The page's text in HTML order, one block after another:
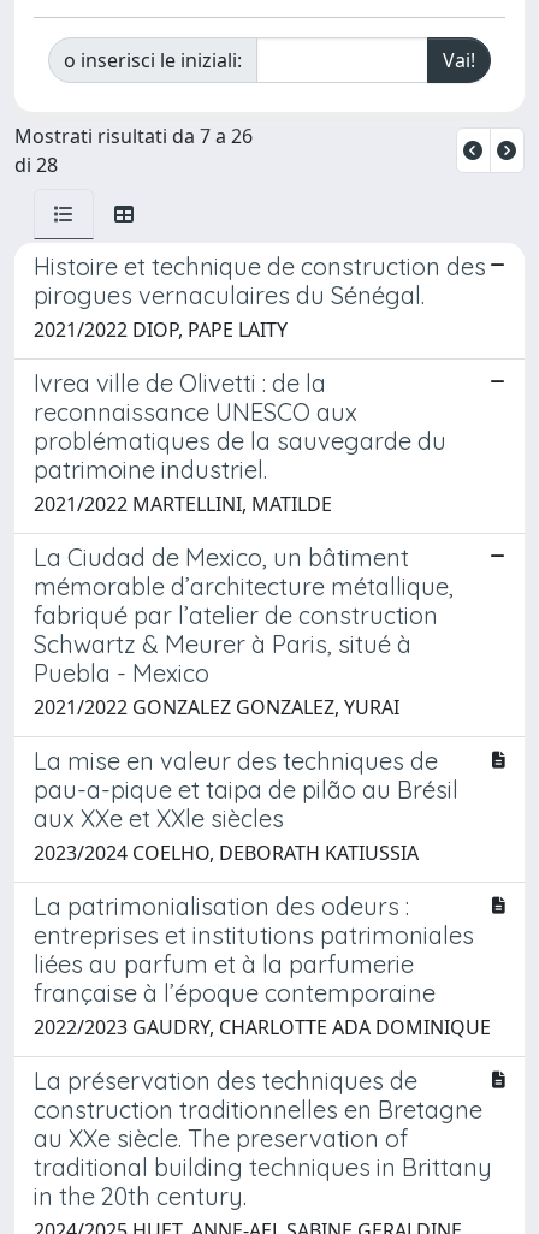
o inserisci le iniziali:
Mostrati risultati da 7 a 26
di 28
Histoire et technique de construction des
pirogues vernaculaires du Sénégal.
2021/2022 DIOP, PAPE LAITY
Ivrea ville de Olivetti : de la
reconnaissance UNESCO aux
problématiques de la sauvegarde du
patrimoine industriel.
2021/2022 MARTELLINI, MATILDE
La Ciudad de Mexico, un bâtiment
mémorable d’architecture métallique,
fabriqué par l’atelier de construction
Schwartz & Meurer à Paris, situé à
Puebla - Mexico
2021/2022 GONZALEZ GONZALEZ, YURAI
La mise en valeur des techniques de
pau-a-pique et taipa de pilão au Brésil
aux XXe et XXle siècles
2023/2024 COELHO, DEBORATH KATIUSSIA
La patrimonialisation des odeurs :
entreprises et institutions patrimoniales
liées au parfum et à la parfumerie
française à l’époque contemporaine
2022/2023 GAUDRY, CHARLOTTE ADA DOMINIQUE
La préservation des techniques de
construction traditionnelles en Bretagne
au XXe siècle. The preservation of
traditional building techniques in Brittany
in the 20th century.